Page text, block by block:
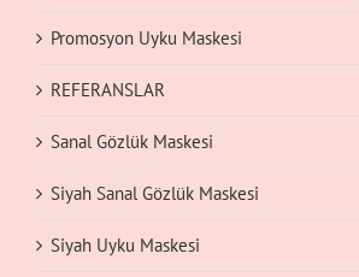
Promosyon Uyku Maskesi
REFERANSLAR
Sanal Gözlük Maskesi
Siyah Sanal Gözlük Maskesi
Siyah Uyku Maskesi